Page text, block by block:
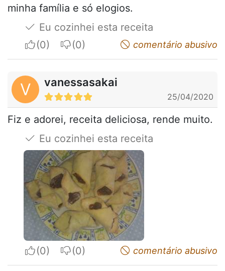
minha família e só elogios.
Eu cozinhei esta receita
I apreciateI do not appreciatecomentário abusivo
V vanessasakai
25/04/2020
Fiz e adorei, receita deliciosa, rende muito.
Eu cozinhei esta receita
I apreciateI do not appreciatecomentário abusivo